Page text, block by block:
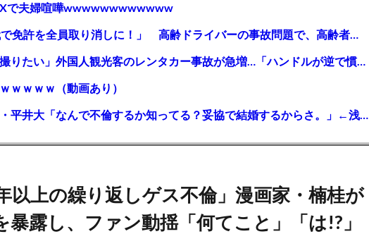
Xで夫婦喧嘩wwwwwwwwwwww
【芸能】高橋真麻「80代で免許を全員取り消しに！」 高齢ドライバーの事故問題で、高齢者の運転免許取り消し法を提案
【🗻】「富士山きれいに撮りたい」外国人観光客のレンタカー事故が急増…「ハンドルが逆で慣れず」、道の狭さも
ｗｗｗｗ（動画あり）
シンガーソングライター・平井大「なんで不倫するか知ってる？妥協で結婚するからさ。」←浅すぎると大炎上
以上の繰り返しゲス不倫」漫画家・楠桂が
暴露し、ファン動揺「何てこと」「は!?」